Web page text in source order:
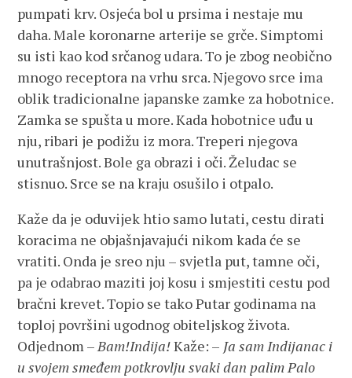
pumpati krv. Osjeća bol u prsima i nestaje mu
daha. Male koronarne arterije se grče. Simptomi
su isti kao kod srčanog udara. To je zbog neobično
mnogo receptora na vrhu srca. Njegovo srce ima
oblik tradicionalne japanske zamke za hobotnice.
Zamka se spušta u more. Kada hobotnice uđu u
nju, ribari je podižu iz mora. Treperi njegova
unutrašnjost. Bole ga obrazi i oči. Želudac se
stisnuo. Srce se na kraju osušilo i otpalo.
Kaže da je oduvijek htio samo lutati, cestu dirati
koracima ne objašnjavajući nikom kada će se
vratiti. Onda je sreo nju – svjetla put, tamne oči,
pa je odabrao maziti joj kosu i smjestiti cestu pod
bračni krevet. Topio se tako Putar godinama na
toploj površini ugodnog obiteljskog života.
Odjednom –Bam!Indija!Kaže: – Ja sam Indijanac i
u svojem smeđem potkrovlju svaki dan palim Palo